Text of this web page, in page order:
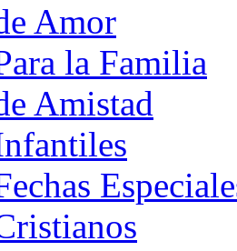
Amor
la Familia
Amistad